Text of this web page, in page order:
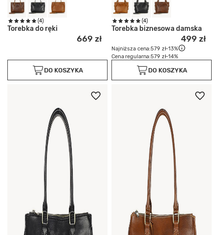
(4)
Torebka do ręki
669 zł
DO KOSZYKA
(4)
Torebka biznesowa damska
499 zł
Najniższa cena:579 zł-13%
Cena regularna:579 zł-14%
DO KOSZYKA